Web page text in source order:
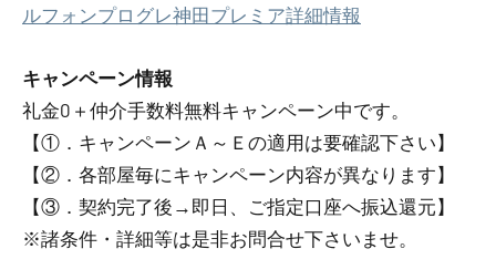
ルフォンプログレ神田プレミア詳細情報
キャンペーン情報
礼金0 ＋ 仲介手数料無料キャンペーン中です。
【①．キャンペーンＡ～Ｅの適用は要確認下さい】
【②．各部屋毎にキャンペーン内容が異なります】
【③．契約完了後→即日、ご指定口座へ振込還元】
※諸条件・詳細等は是非お問合せ下さいませ。